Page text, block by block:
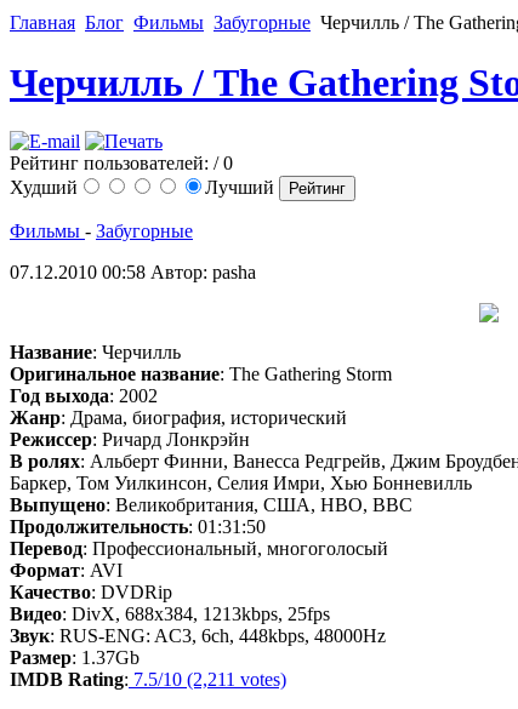
Главная Блог Фильмы Забугорные Черчилль / The
Черчилль / The Gathering
Рейтинг пользователей: / 0
Худший
Лучший
Фильмы - Забугорные
07.12.2010 00:58 Автор: pasha
Название: Черчилль
Оригинальное название: The Gathering Storm
Год выхода: 2002
Жанр: Драма, биография, исторический
Режиссер: Ричард Лонкрэйн
В ролях: Альберт Финни, Ванесса Редгрейв, Джим
Баркер, Том Уилкинсон, Селия Имри, Хью Бонневилль
Выпущено: Великобритания, США, HBO, BBC
Продолжительность: 01:31:50
Перевод: Профессиональный, многоголосый
Формат: AVI
Качество: DVDRip
Видео: DivX, 688x384, 1213kbps, 25fps
Звук: RUS-ENG: AC3, 6ch, 448kbps, 48000Hz
Размер: 1.37Gb
IMDB Rating: 7.5/10 (2,211 votes)